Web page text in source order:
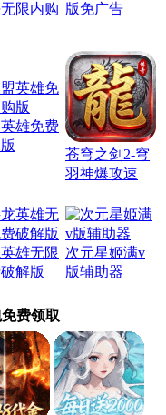
限内购 版免广告
雄免费
苍穹之剑2-穹
羽神爆攻速
雄无限
解版
次元星姬满v
版辅助器
费领取